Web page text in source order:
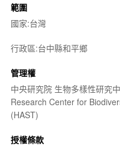
範圍
國家:台灣
行政區:台中縣和平鄉
管理權
中央研究院 生物多樣性研究
Research Center for
(HAST)
授權條款